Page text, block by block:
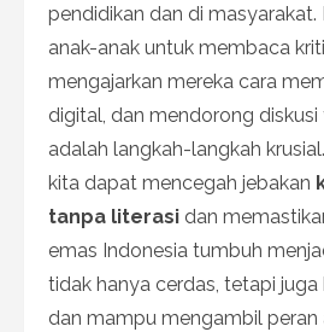
pendidikan dan di masyarakat.
anak-anak untuk membaca
mengajarkan mereka cara
digital, dan mendorong
adalah langkah-langkah
kita dapat mencegah jebakan
tanpa literasi dan
emas Indonesia tumbuh
tidak hanya cerdas, tetapi juga
dan mampu mengambil